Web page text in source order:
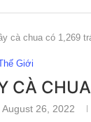
cà chua có 1,269
Giới
CÀ
August 26, 2022